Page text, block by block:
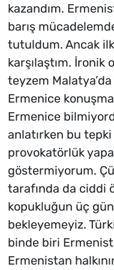
kazandım.
barış
tutuldum. Ancak
karşılaştım. İronik
teyzem
Ermenice
Ermenice
anlatırken bu
provokatörlük
göstermiyorum.
tarafında da ciddi
kopukluğun üç
bekleyemeyiz.
binde biri
Ermenistan